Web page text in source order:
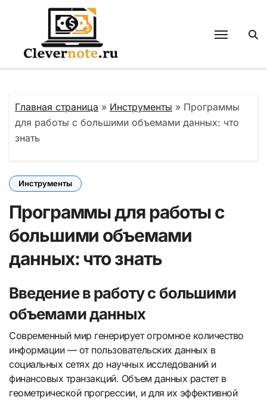
содержанию
Главная страница » Инструменты » Программы
для работы с большими объемами данных: что
знать
Инструменты
Программы для работы с
большими объемами
данных: что знать
Введение в работу с большими
объемами данных
Современный мир генерирует огромное количество
информации — от пользовательских данных в
социальных сетях до научных исследований и
финансовых транзакций. Объем данных растет в
геометрической прогрессии, и для их эффективной